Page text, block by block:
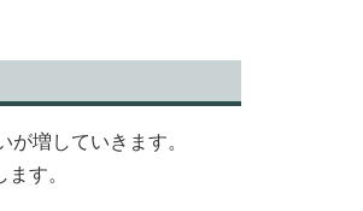
増していきます。
す。